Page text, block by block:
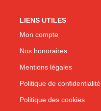
LIENS UTILES
Mon compte
Nos honoraires
Mentions légales
Politique de confidentialité
Politique des cookies